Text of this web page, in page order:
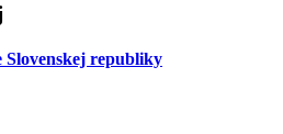
Slovenskej republiky